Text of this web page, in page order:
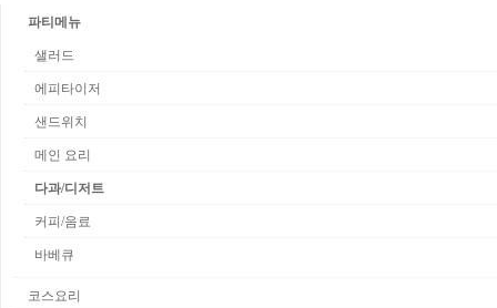
메인 요리
다과/디저트
커피/음료
바베큐
코스요리
파티 케이터링
까페 케이터링
박스 케이터링
렌탈 서비스
커뮤니티
견적문의
이벤트
그린파티 소식
파티메뉴
샐러드
에피타이저
샌드위치
메인 요리
다과/디저트
커피/음료
바베큐
코스요리